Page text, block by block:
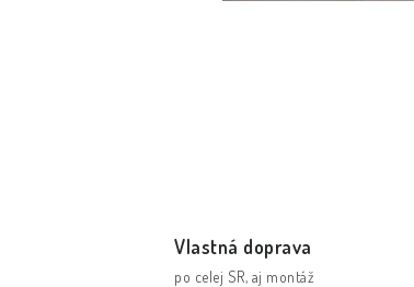
Vlastná doprava
po celej SR, aj montáž